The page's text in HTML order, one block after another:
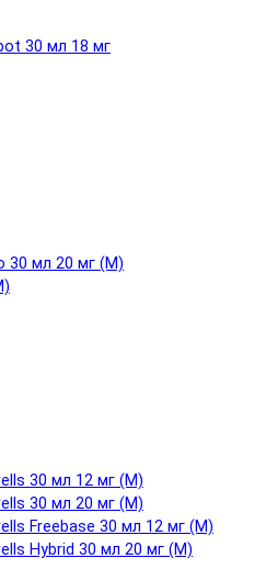
30 мл 18 мг
30 мл 20 мг (М)
30 мл 12 мг (М)
30 мл 20 мг (М)
Freebase 30 мл 12 мг (М)
Hybrid 30 мл 20 мг (М)